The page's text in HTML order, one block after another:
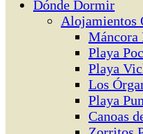
Dónde Dormir
Alojamientos
Máncora
Playa
Playa
Los
Playa
Canoas